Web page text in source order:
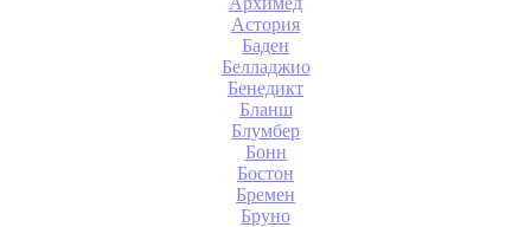
Астория
Баден
Белладжио
Бенедикт
Бланш
Блумбер
Бонн
Бостон
Бремен
Бруно